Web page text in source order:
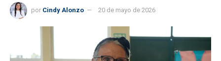
por Cindy Alonzo 20 de mayo de 2026